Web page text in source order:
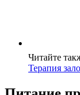
Читайте
Терапия